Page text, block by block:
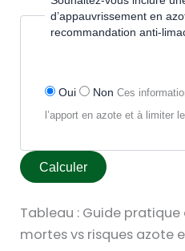
d’appauvrissement en
recommandation anti-
Oui NonCes
l’apport en azote et à limiter
Calculer
Tableau : Guide
mortes vs risques azote